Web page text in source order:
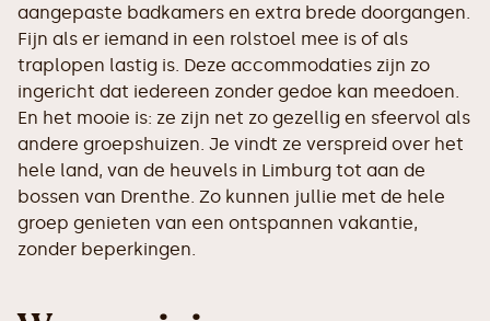
aangepaste badkamers en extra brede doorgangen.
Fijn als er iemand in een rolstoel mee is of als
traplopen lastig is. Deze accommodaties zijn zo
ingericht dat iedereen zonder gedoe kan meedoen.
En het mooie is: ze zijn net zo gezellig en sfeervol als
andere groepshuizen. Je vindt ze verspreid over het
hele land, van de heuvels in Limburg tot aan de
bossen van Drenthe. Zo kunnen jullie met de hele
groep genieten van een ontspannen vakantie,
zonder beperkingen.